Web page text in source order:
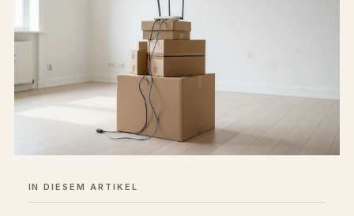
IN DIESEM ARTIKEL